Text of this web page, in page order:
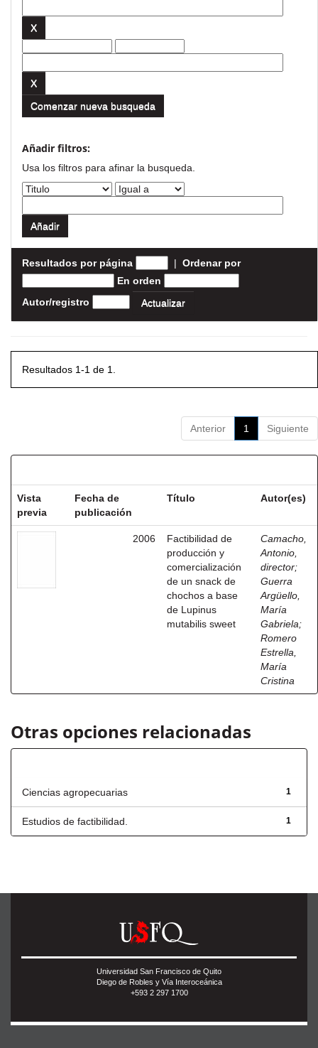
Comenzar nueva busqueda
Añadir filtros:
Usa los filtros para afinar la busqueda.
Resultados por página | Ordenar por
En orden
Autor/registro
Resultados 1-1 de 1.
Anterior 1 Siguiente
Vista
previa
Fecha de
publicación
Título Autor(es)
2006
Factibilidad de
producción y
comercialización
de un snack de
chochos a base
de Lupinus
mutabilis sweet
Camacho,
Antonio,
director;
Guerra
Argüello,
María
Gabriela;
Romero
Estrella,
María
Cristina
Otras opciones relacionadas
1
Ciencias agropecuarias
1
Estudios de factibilidad.
Universidad San Francisco de Quito
Diego de Robles y Vía Interoceánica
+593 2 297 1700